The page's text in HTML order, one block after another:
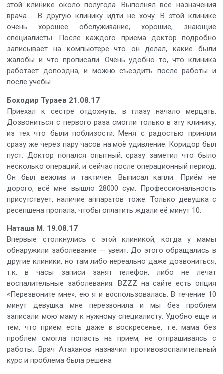
этой клинике около полугода. Выполнял все назначения
врача. . В другую клинику идти не хочу. В этой клинике
очень хорошее обслуживание, хорошие, знающие
специалисты. После каждого приема доктор подробно
записывает на компьютере что он делал, какие были
жалобы и что прописали. Очень удобно то, что клиника
работает допоздна, и можно съездить после работы и
после учебы.
Боходир Тураев 21.08.17
Приехал к сестре отдохнуть, в глазу начало мерцать.
Дозвониться с первого раза смогли только в эту клинику,
из тех что были поблизости. Меня с радостью приняли
сразу же через пару часов на моё удивление. Коридор был
пуст. Доктор попался опытный, сразу заметил что было
несколько операций, и сейчас после операционный период.
Он был вежлив и тактичен. Выписал капли. Приём не
дорого, всё мне вышло 28000 сум. Профессиональность
присутствует, наличие аппаратов тоже. Только девушка с
ресепшена пропала, чтобы оплатить ждали её минут 10.
Наташа М. 19.08.17
Впервые столкнулись с этой клиникой, когда у мамы
обнаружили заболевание — увеит. До этого обращались в
другие клиники, но там либо нереально даже дозвониться,
т.к. в часы записи занят телефон, либо не лечат
воспалительные заболевания. ВZZZ на сайте есть опция
«Перезвоните мне», ею я и воспользовалась. В течение 10
минут девушка мне перезвонила и мы без проблем
записали мою маму к нужному специалисту. Удобно еще и
тем, что прием есть даже в воскресенье, т.е. мама без
проблем смогла попасть на прием, не отпрашиваясь с
работы. Врач Атаханов назначил противовоспалительный
курс и проблема была решена.